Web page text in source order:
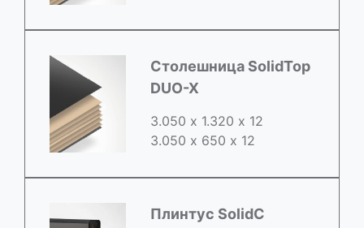
Столешница SolidTop
DUO-X
3.050 х 1.320 х 12
3.050 x 650 х 12
Плинтус SolidC